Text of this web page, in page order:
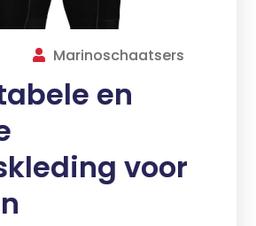
Marinoschaatsers
en
voor